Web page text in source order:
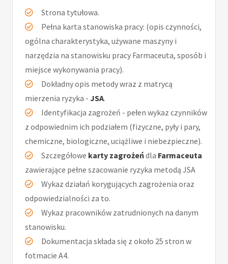
Strona tytułowa.
Pełna karta stanowiska pracy: (opis czynności,
ogólna charakterystyka, używane maszyny i
narzędzia na stanowisku pracy Farmaceuta, sposób i
miejsce wykonywania pracy).
Dokładny opis metody wraz z matrycą
mierzenia ryzyka - JSA.
Identyfikacja zagrożeń - pełen wykaz czynników
z odpowiednim ich podziałem (fizyczne, pyły i pary,
chemiczne, biologiczne, uciążliwe i niebezpieczne).
Szczegółowe karty zagrożeńdla Farmaceuta
zawierające pełne szacowanie ryzyka metodą JSA
Wykaz działań korygujących zagrożenia oraz
odpowiedzialności za to.
Wykaz pracowników zatrudnionych na danym
stanowisku.
Dokumentacja składa się z około 25 stron w
fotmacie A4.